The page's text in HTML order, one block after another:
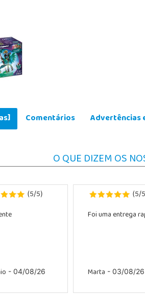
Comentários Advertências
O QUE DIZEM OS
(5/5)
- 04/08/26
(5/5
Foi uma entrega
Marta - 03/08/26